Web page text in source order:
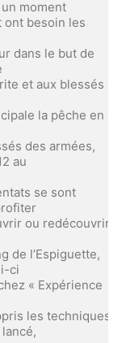
moment
ont besoin les
dans le but de
et aux blessés
la pêche en
des armées,
au
se sont
ou redécouvrir
de l’Espiguette,
ci
« Expérience
les techniques